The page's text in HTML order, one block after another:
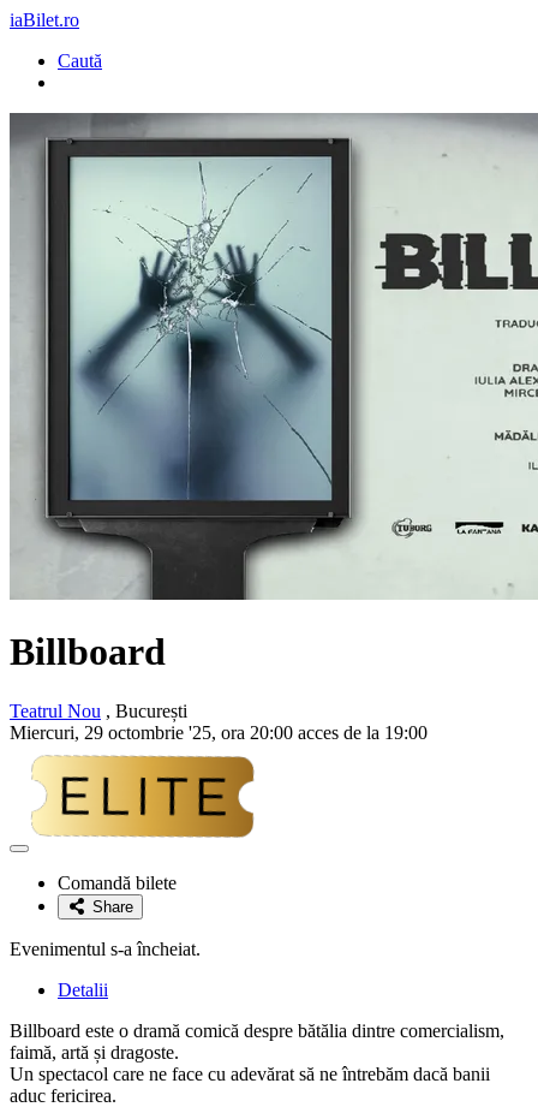
iaBilet.ro
Caută
Billboard
Teatrul Nou , București
Miercuri, 29 octombrie '25, ora 20:00 acces de la 19:00
Adaugă
favoriteComandă bilete
Share
Evenimentul s-a încheiat.
Detalii
Billboard este o dramă comică despre bătălia dintre comercialism,
faimă, artă și dragoste.
Un spectacol care ne face cu adevărat să ne întrebăm dacă banii
aduc fericirea.